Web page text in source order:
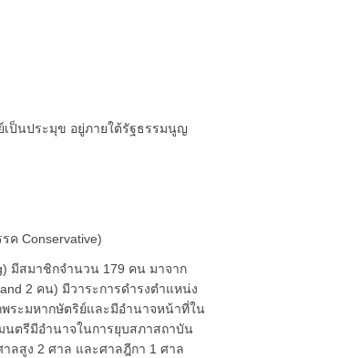
ป็นประมุข อยู่ภายใต้รัฐธรรมนูญ
ค Conservative)
มีสมาชิกจำนวน 179 คน มาจาก
2 คน) มีวาระการดำรงตำแหน่ง
ระมหากษัตริย์และมีอำนาจหน้าที่ใน
นตรีมีอำนาจในการยุบสภาสถาบัน
ลสูง 2 ศาล และศาลฎีกา 1 ศาล